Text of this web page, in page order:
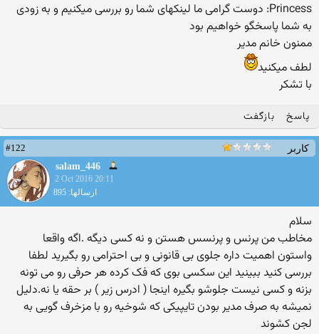
Princess: دوست گرامی ما لینکهای شما رو بررسی میکنیم و به زودی
به شما پاسخگو خواهیم بود
ممنون خانم مدیر
لطف میکنید
با تشکر
پاسخ بازگفت
کاربر
#122
salam_446
2 Oct 2016 20:11
ارسالها: 895
سلام
مخاطب من پرنس و پرنسس هستن و نه کسی دیگه .اگه واقعا
واستون اهمیت داره جلوی بی قانونی و بی احترامی رو بگیرید لطفا
بررسی کنید ببینید این سکسی بوی که فک کرده هر حرفی رو می تونه
بزنه و کسی نیست جلوشو بگیره اینجا ( ادرس زیر ) بر حقه یا نه.دلیل
نمیشه به صرف مدیر بودن تایپیکی که شوخیه رو با مزخرف گویی به
لجن کشوند